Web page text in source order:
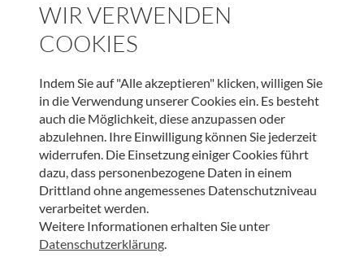
ANMELDEN
INFORMATIONEN
WIR VERWENDEN
COOKIES
Indem Sie auf "Alle akzeptieren" klicken, willigen Sie
in die Verwendung unserer Cookies ein. Es besteht
auch die Möglichkeit, diese anzupassen oder
abzulehnen. Ihre Einwilligung können Sie jederzeit
widerrufen. Die Einsetzung einiger Cookies führt
dazu, dass personenbezogene Daten in einem
Drittland ohne angemessenes Datenschutzniveau
verarbeitet werden.
Weitere Informationen erhalten Sie unter
Datenschutzerklärung.